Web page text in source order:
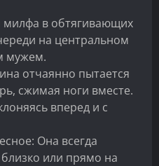
милфа в обтягивающих
на центральном
мужем.
отчаянно пытается
сжимая ноги вместе.
вперед и с
Она всегда
или прямо на